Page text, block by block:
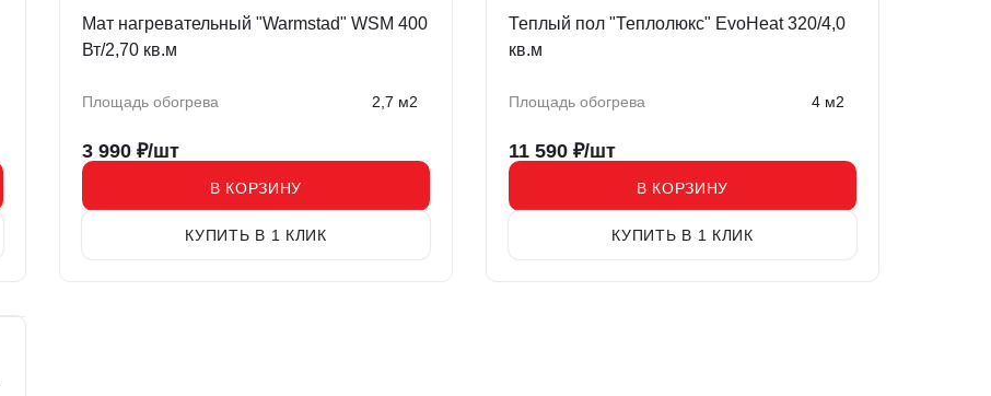
Мат нагревательный "Warmstad" WSM 400
Вт/2,70 кв.м
Площадь обогрева 2,7 м2
3 990 ₽/шт
В КОРЗИНУ
КУПИТЬ В 1 КЛИК
Теплый пол "Теплолюкс" EvoHeat 320/4,0
кв.м
Площадь обогрева 4 м2
11 590 ₽/шт
В КОРЗИНУ
КУПИТЬ В 1 КЛИК